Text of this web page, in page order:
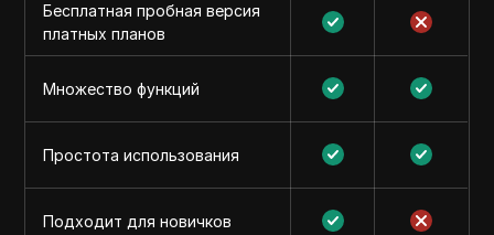
Бесплатная пробная версия
платных планов
Множество функций
Простота использования
Подходит для новичков